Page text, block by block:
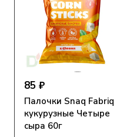
85 ₽
Палочки Snaq Fabriq
кукурузные Четыре
сыра 60г